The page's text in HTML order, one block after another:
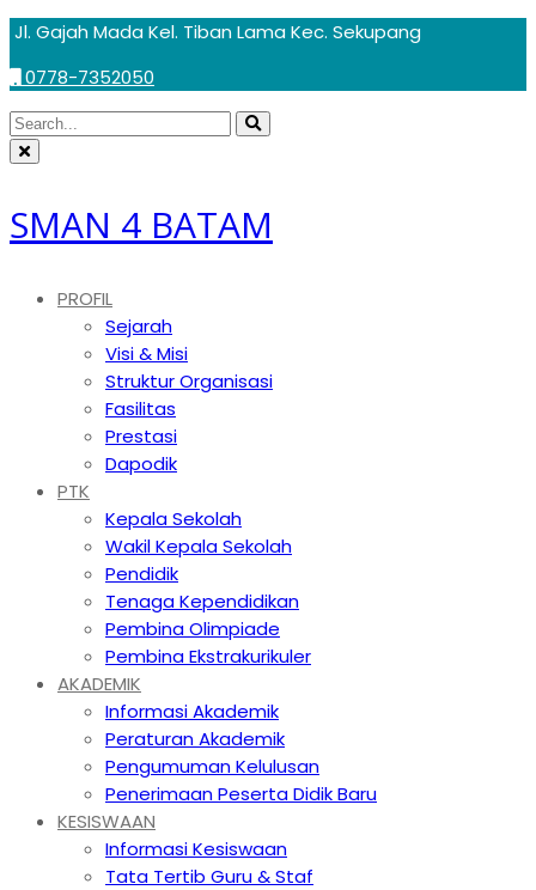
Skip
content
Jl. Gajah Mada Kel. Tiban Lama Kec. Sekupang
0778-7352050
Circular
focus
Search
for:
Search
Circular
focus
SMAN 4 BATAM
PROFIL
Sejarah
Visi & Misi
Struktur Organisasi
Fasilitas
Prestasi
Dapodik
PTK
Kepala Sekolah
Wakil Kepala Sekolah
Pendidik
Tenaga Kependidikan
Pembina Olimpiade
Pembina Ekstrakurikuler
AKADEMIK
Informasi Akademik
Peraturan Akademik
Pengumuman Kelulusan
Penerimaan Peserta Didik Baru
KESISWAAN
Informasi Kesiswaan
Tata Tertib Guru & Staf